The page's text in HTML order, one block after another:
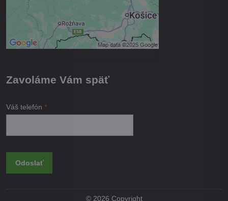
Povoliť a zapamätať - súhlas s
druhom cookie: Funkčné
Otvoriť obsah v novom okne
Zavoláme Vám späť
Váš telefón *
Odoslať
© 2026 Copyright